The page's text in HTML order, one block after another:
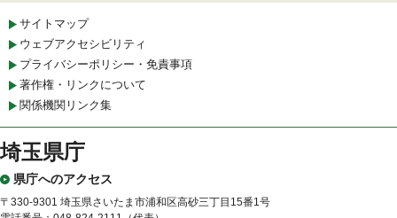
サイトマップ
ウェブアクセシビリティ
プライバシーポリシー・免責事項
著作権・リンクについて
関係機関リンク集
埼玉県庁
県庁へのアクセス
〒330-9301 埼玉県さいたま市浦和区高砂三丁目15番1号